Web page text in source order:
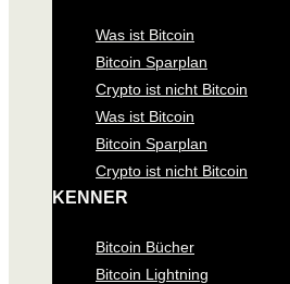
Was ist Bitcoin
Bitcoin Sparplan
Crypto ist nicht Bitcoin
Was ist Bitcoin
Bitcoin Sparplan
Crypto ist nicht Bitcoin
KENNER
Bitcoin Bücher
Bitcoin Lightning